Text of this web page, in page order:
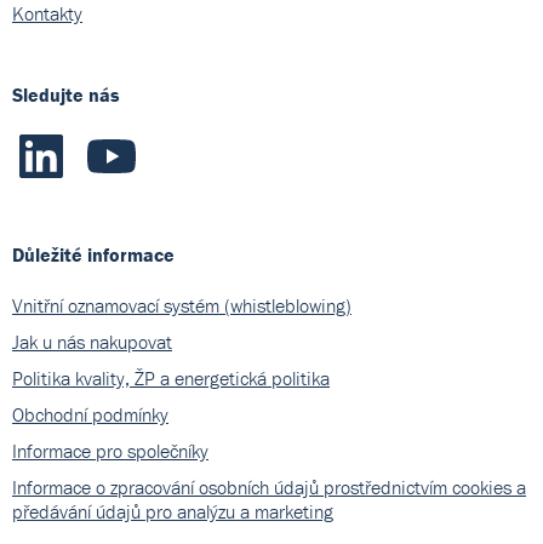
Kontakty
Sledujte nás
Důležité informace
Vnitřní oznamovací systém (whistleblowing)
Jak u nás nakupovat
Politika kvality, ŽP a energetická politika
Obchodní podmínky
Informace pro společníky
Informace o zpracování osobních údajů prostřednictvím cookies a
předávání údajů pro analýzu a marketing